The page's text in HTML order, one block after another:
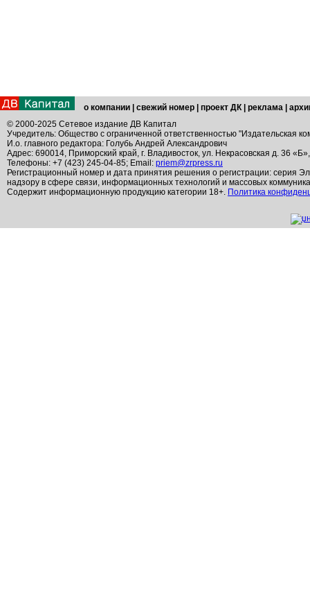
о компании свежий номер проект ДК реклама
© 2000-2025 Сетевое издание ДВ Капитал
Учредитель: Общество с ограниченной ответственностью "Издательская
И.о. главного редактора: Голубь Андрей Александрович
Адрес: 690014, Приморский край, г. Владивосток, ул. Некрасовская д. 36
Телефоны: +7 (423) 245-04-85; Email: priem@zrpress.ru
Регистрационный номер и дата принятия решения о регистрации: серия
надзору в сфере связи, информационных технологий и массовых
Содержит информационную продукцию категории 18+. Политика